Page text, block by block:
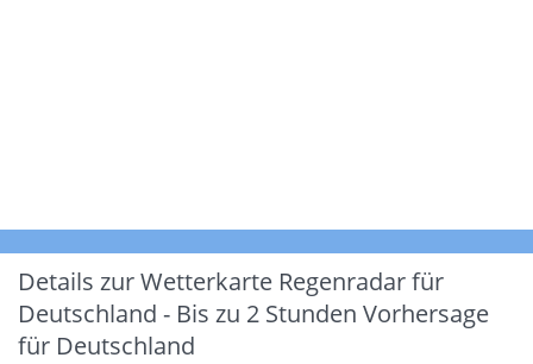
Details zur Wetterkarte Regenradar für
Deutschland - Bis zu 2 Stunden Vorhersage
für Deutschland